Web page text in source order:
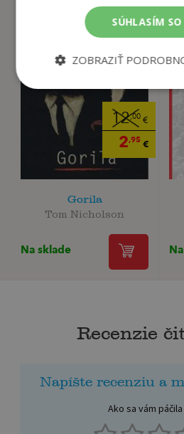
12,00€
2,95€
Gorila
Tom Nicholson
Na sklade
Recenzie
Napíšte recenziu a
Ako sa vám páčila
SÚHLASÍM
ZOBRAZIŤ